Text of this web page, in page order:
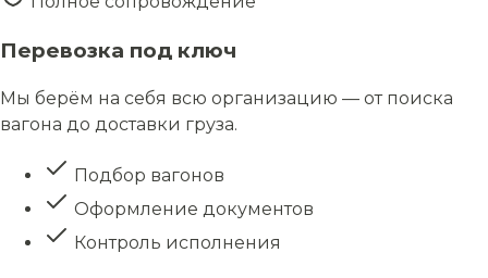
Перевозка под ключ
Мы берём на себя всю организацию — от поиска
вагона до доставки груза.
Подбор вагонов
Оформление документов
Контроль исполнения